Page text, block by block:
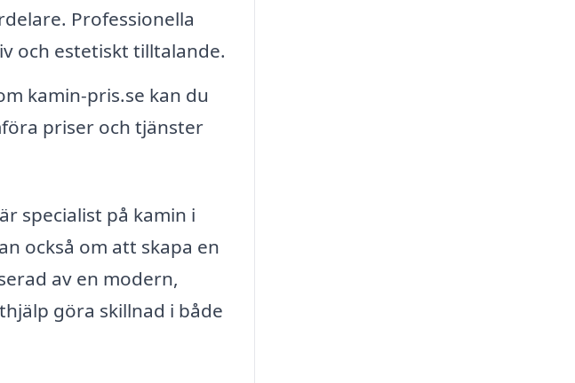
Professionella
och estetiskt tilltalande.
kamin-pris.se kan du
priser och tjänster
specialist på kamin i
också om att skapa en
av en modern,
göra skillnad i både